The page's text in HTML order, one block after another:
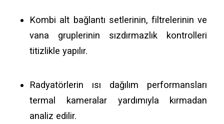
Kombi alt bağlantı setlerinin, filtrelerinin ve
vana gruplerinin sızdırmazlık kontrolleri
titizlikle yapılır.
Radyatörlerin ısı dağılım performansları
termal kameralar yardımıyla kırmadan
analiz edilir.